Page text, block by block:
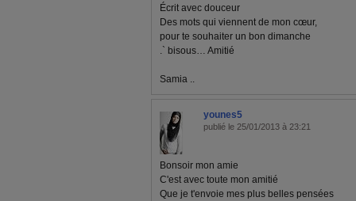
Écrit avec douceur
Des mots qui viennent de mon cœur,
pour te souhaiter un bon dimanche
.` bisous… Amitié
Samia ..
younes5
publié le 25/01/2013 à 23:21
Bonsoir mon amie
C'est avec toute mon amitié
Que je t'envoie mes plus belles pensées